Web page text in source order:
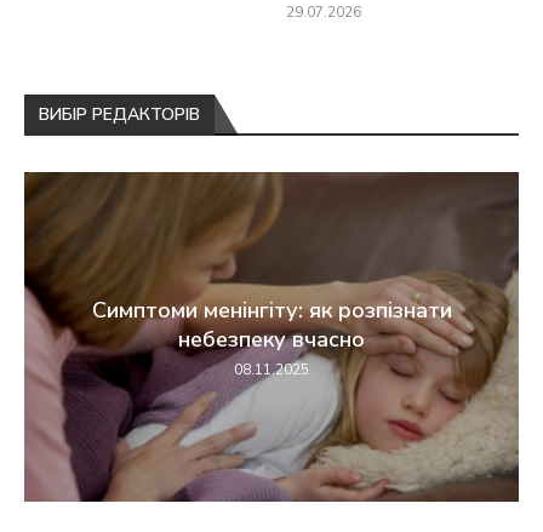
29.07.2026
ВИБІР РЕДАКТОРІВ
Симптоми менінгіту: як розпізнати
небезпеку вчасно
08.11.2025